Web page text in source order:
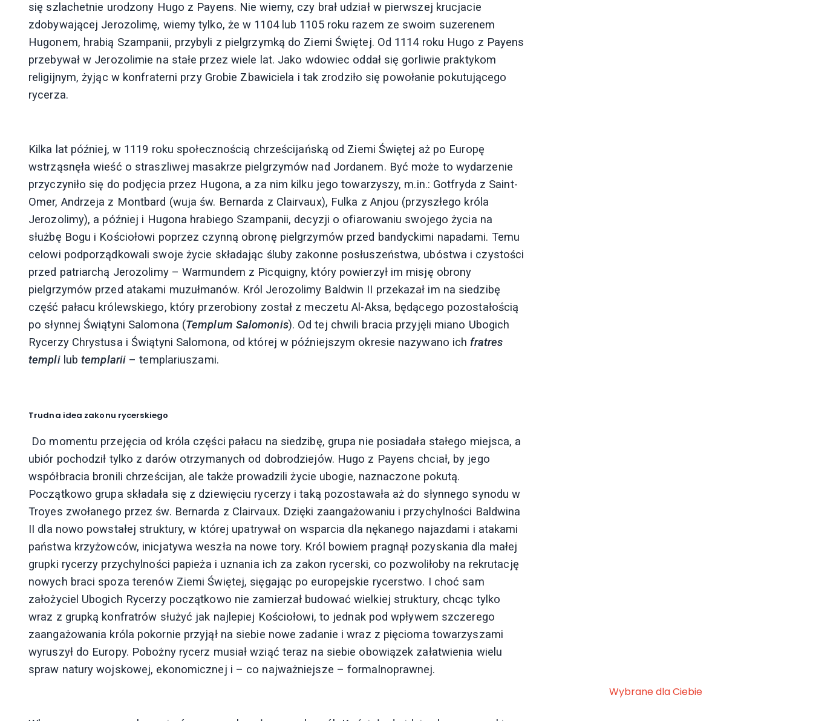
się szlachetnie urodzony Hugo z Payens. Nie wiemy, czy brał udział w pierwszej krucjacie
zdobywającej Jerozolimę, wiemy tylko, że w 1104 lub 1105 roku razem ze swoim suzerenem
Hugonem, hrabią Szampanii, przybyli z pielgrzymką do Ziemi Świętej. Od 1114 roku Hugo z Payens
przebywał w Jerozolimie na stałe przez wiele lat. Jako wdowiec oddał się gorliwie praktykom
religijnym, żyjąc w konfraterni przy Grobie Zbawiciela i tak zrodziło się powołanie pokutującego
rycerza.
Kilka lat później, w 1119 roku społecznością chrześcijańską od Ziemi Świętej aż po Europę
wstrząsnęła wieść o straszliwej masakrze pielgrzymów nad Jordanem. Być może to wydarzenie
przyczyniło się do podjęcia przez Hugona, a za nim kilku jego towarzyszy, m.in.: Gotfryda z Saint-
Omer, Andrzeja z Montbard (wuja św. Bernarda z Clairvaux), Fulka z Anjou (przyszłego króla
Jerozolimy), a później i Hugona hrabiego Szampanii, decyzji o ofiarowaniu swojego życia na
służbę Bogu i Kościołowi poprzez czynną obronę pielgrzymów przed bandyckimi napadami. Temu
celowi podporządkowali swoje życie składając śluby zakonne posłuszeństwa, ubóstwa i czystości
przed patriarchą Jerozolimy – Warmundem z Picquigny, który powierzył im misję obrony
pielgrzymów przed atakami muzułmanów. Król Jerozolimy Baldwin II przekazał im na siedzibę
część pałacu królewskiego, który przerobiony został z meczetu Al-Aksa, będącego pozostałością
po słynnej Świątyni Salomona (Templum Salomonis). Od tej chwili bracia przyjęli miano Ubogich
Rycerzy Chrystusa i Świątyni Salomona, od której w późniejszym okresie nazywano ich fratres
templi lub templarii – templariuszami.
Trudna idea zakonu rycerskiego
Do momentu przejęcia od króla części pałacu na siedzibę, grupa nie posiadała stałego miejsca, a
ubiór pochodził tylko z darów otrzymanych od dobrodziejów. Hugo z Payens chciał, by jego
współbracia bronili chrześcijan, ale także prowadzili życie ubogie, naznaczone pokutą.
Początkowo grupa składała się z dziewięciu rycerzy i taką pozostawała aż do słynnego synodu w
Troyes zwołanego przez św. Bernarda z Clairvaux. Dzięki zaangażowaniu i przychylności Baldwina
II dla nowo powstałej struktury, w której upatrywał on wsparcia dla nękanego najazdami i atakami
państwa krzyżowców, inicjatywa weszła na nowe tory. Król bowiem pragnął pozyskania dla małej
grupki rycerzy przychylności papieża i uznania ich za zakon rycerski, co pozwoliłoby na rekrutację
nowych braci spoza terenów Ziemi Świętej, sięgając po europejskie rycerstwo. I choć sam
założyciel Ubogich Rycerzy początkowo nie zamierzał budować wielkiej struktury, chcąc tylko
wraz z grupką konfratrów służyć jak najlepiej Kościołowi, to jednak pod wpływem szczerego
zaangażowania króla pokornie przyjął na siebie nowe zadanie i wraz z pięcioma towarzyszami
wyruszył do Europy. Pobożny rycerz musiał wziąć teraz na siebie obowiązek załatwienia wielu
spraw natury wojskowej, ekonomicznej i – co najważniejsze – formalnoprawnej.
Wybrane dla Ciebie